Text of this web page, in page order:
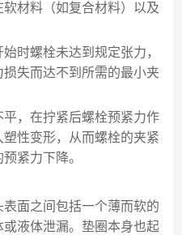
材料（如复合材料）以及
时螺栓未达到规定张力，
失而达不到所需的最小夹
，在拧紧后螺栓预紧力作
性变形，从而螺栓的夹紧
紧力下降。
面之间包括一个薄而软的
液体泄漏。垫圈本身也起